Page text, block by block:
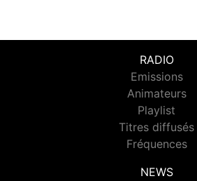
RADIO
Emissions
Animateurs
Playlist
Titres diffusés
Fréquences
NEWS